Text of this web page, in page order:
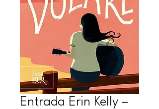
Entrada Erin Kelly –